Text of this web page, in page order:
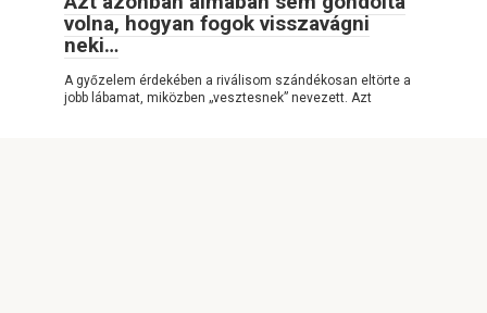
volna, hogyan fogok visszavágni
neki…
A győzelem érdekében a riválisom szándékosan eltörte a
jobb lábamat, miközben „vesztesnek” nevezett. Azt